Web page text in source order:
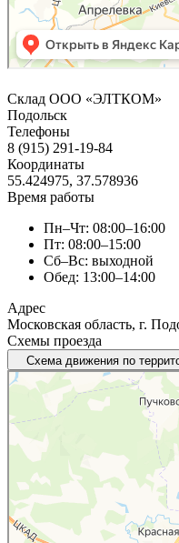
Склад ООО «ЭЛТКОМ»
Подольск
Телефоны
8 (915) 291-19-84
Координаты
55.424975, 37.578936
Время работы
Пн–Чт: 08:00–16:00
Пт: 08:00–15:00
Сб–Вс: выходной
Обед: 13:00–14:00
Адрес
Московская область, г.
Схемы проезда
Схема движения по